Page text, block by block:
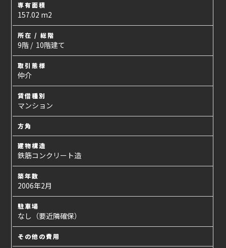
専有面積
157.02 m2
所在 / 総階
9階 / 10階建て
取引態様
仲介
賃借種別
マンション
方角
建物構造
鉄筋コンクリート造
築年数
2006年2月
駐車場
なし（要近隣確保）
その他の費用